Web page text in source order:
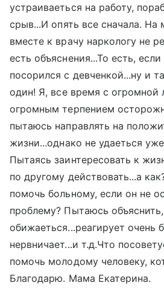
устраиваеться на работу,
срыв...И опять все сначала. На
вместе к врачу наркологу не
есть объяснения...То есть,
посорился с девченкой...ну и
один! Я, все время с огромной
огромным терпением
пытаюсь направлять на
жизни...однако не удаеться
Пытаясь заинтересовать к
по другому действовать...а
помочь больному, если он не
проблему? Пытаюсь
обижаеться...реагирует очень
нервничает...и т.д.Что
помочь молодому человеку,
Благодарю. Мама Екатерина.